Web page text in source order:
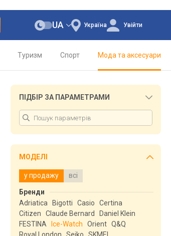
Україна
UA Увійти
Туризм Спорт Мода та аксесуари
ПІДБІР ЗА ПАРАМЕТРАМИ
МОДЕЛІ
у продажу всі
Бренди
Adriatica
Bigotti Casio
Certina
Citizen
Claude Bernard
Daniel Klein
FESTINA
Ice-Watch Orient Q&Q